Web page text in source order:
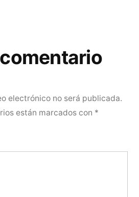
electrónico no será publicada.
están marcados con *